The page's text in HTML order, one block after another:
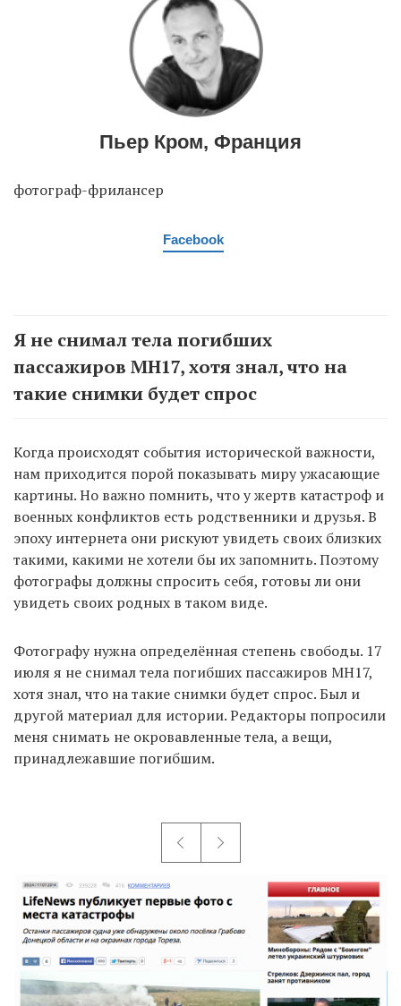
Пьер Кром, Франция
фотограф-фрилансер
Facebook
Я не снимал тела погибших
пассажиров MH17, хотя знал, что на
такие снимки будет спрос
Когда происходят события исторической важности,
нам приходится порой показывать миру ужасающие
картины. Но важно помнить, что у жертв катастроф и
военных конфликтов есть родственники и друзья. В
эпоху интернета они рискуют увидеть своих близких
такими, какими не хотели бы их запомнить. Поэтому
фотографы должны спросить себя, готовы ли они
увидеть своих родных в таком виде.
Фотографу нужна определённая степень свободы. 17
июля я не снимал тела погибших пассажиров MH17,
хотя знал, что на такие снимки будет спрос. Был и
другой материал для истории. Редакторы попросили
меня снимать не окровавленные тела, а вещи,
принадлежавшие погибшим.